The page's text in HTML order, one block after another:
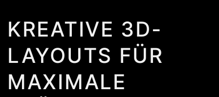
KREATIVE 3D-
LAYOUTS FÜR
MAXIMALE